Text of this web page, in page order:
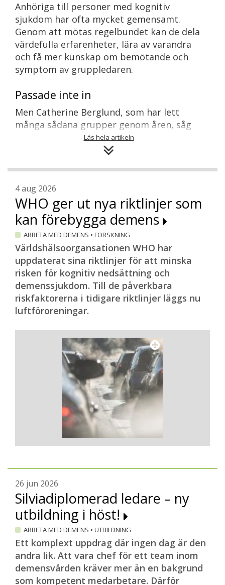
Anhöriga till personer med kognitiv
sjukdom har ofta mycket gemensamt.
Genom att mötas regelbundet kan de dela
värdefulla erfarenheter, lära av varandra
och få mer kunskap om bemötande och
symptom av gruppledaren.
Passade inte in
Men Catherine Berglund, som har lett
många sådana grupper genom åren, såg
tidigt att det fanns anhöriga som inte
riktigt passade in. De som har en
verkade inte känna igen sig i samtalen
berättar Catherine Berglund.
– Typiskt för denna sjukdom är störd
nattsömn, parkinsonsymptom, plötsliga
blodtrycksfall och hallucinationer som den
drabbade i regel är medveten om. Minnet
kan däremot fungera bra långt in i
sjukdomen, till skillnad mot vad som är
fallet vid Alzheimers sjukdom.
För Catherine Berglund blev det tydligt att
det fanns behov av en särskild grupp för
Lewykroppsdemens. Och efter att ha talat
med professor Elisabeth Londos, landets
kanske främsta expert på denna
demensdiagnos, hittade hon den sista
pusselbiten för att kunna sjösätta den
första gruppen.
Flera nya grupper
Sedan dess har ytterligare fyra grupper
anhöriga är inskrivna i varje grupp och
träffas fysiskt en gång i månaden.
– Två gånger per år håller Elisabeth
Londos ett digitalt möte där hon går
igenom ny forskning och medicineringen
som är särskilt komplicerad för denna
diagnosgrupp. De anhöriga är ofta pålästa
så det brukar bli många frågor och livliga
diskussioner, säger Catherine Berglund
Läs hela artikeln
4 aug 2026
WHO ger ut nya riktlinjer som
kan förebygga demens
ARBETA MED DEMENS • FORSKNING
Världshälsoorgansationen WHO har
uppdaterat sina riktlinjer för att minska
risken för kognitiv nedsättning och
demenssjukdom. Till de påverkbara
riskfaktorerna i tidigare riktlinjer läggs nu
luftföroreningar.
26 jun 2026
Silviadiplomerad ledare – ny
utbildning i höst!
ARBETA MED DEMENS • UTBILDNING
Ett komplext uppdrag där ingen dag är den
andra lik. Att vara chef för ett team inom
demensvården kräver mer än en bakgrund
som kompetent medarbetare. Därför